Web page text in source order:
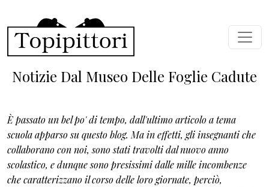
Notizie Dal Museo Delle Foglie Cadute
È passato un bel po' di tempo, dall'ultimo articolo a tema
scuola apparso su questo blog. Ma in effetti, gli insegnanti che
collaborano con noi, sono stati travolti dal nuovo anno
scolastico, e dunque sono presissimi dalle mille incombenze
che caratterizzano il corso delle loro giornate, perciò,